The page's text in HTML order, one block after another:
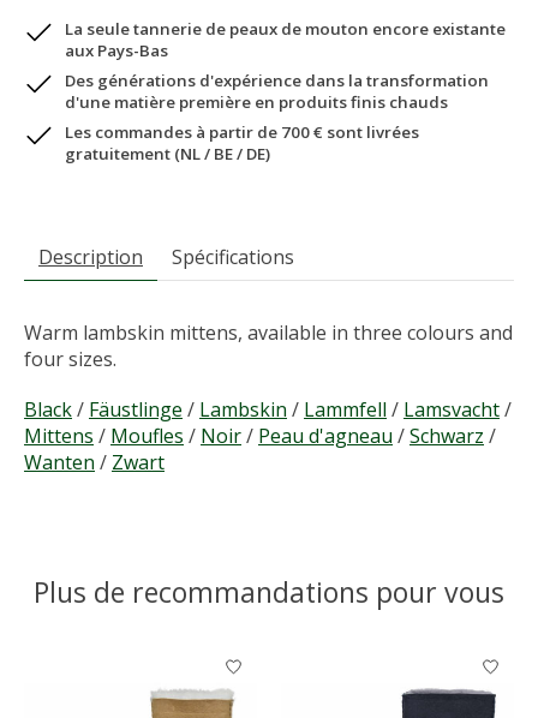
La seule tannerie de peaux de mouton encore existante
aux Pays-Bas
Des générations d'expérience dans la transformation
d'une matière première en produits finis chauds
Les commandes à partir de 700 € sont livrées
gratuitement (NL / BE / DE)
Description Spécifications
Warm lambskin mittens, available in three colours and
four sizes.
Black/ Fäustlinge / Lambskin / Lammfell / Lamsvacht/
Mittens / Moufles / Noir/ Peau d'agneau /Schwarz /
Wanten / Zwart
Plus de recommandations pour vous
Articles du carrousel de produits